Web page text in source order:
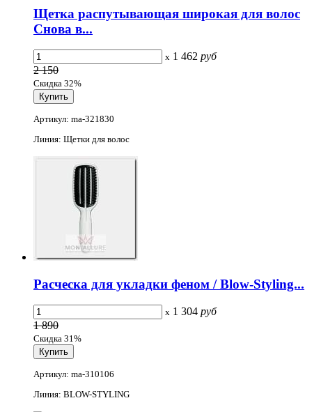
Щетка распутывающая широкая для волос
Снова в...
x 1 462 руб
2 150
Скидка 32%
Артикул: ma-321830
Линия: Щетки для волос
Расческа для укладки феном / Blow-Styling...
x 1 304 руб
1 890
Скидка 31%
Артикул: ma-310106
Линия: BLOW-STYLING